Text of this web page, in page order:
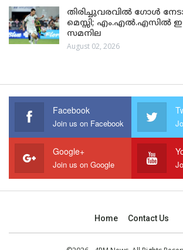
തിരിച്ചുവരവിൽ ഗോൾ
മെസ്സി; എം.എൽ.എസിൽ
സമനില
August 02, 2026
Facebook
Join us on Facebook
Google+
Join us on Google
Home Contact Us